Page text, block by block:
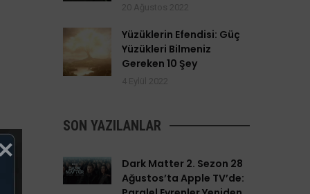
Yüzüklerin Efendisi: Güç
Yüzükleri Bilmeniz
Gereken 10 Şey
SON YAZILANLAR
Dark Matter 2. Sezon 28
Ağustos’ta Apple TV’de: